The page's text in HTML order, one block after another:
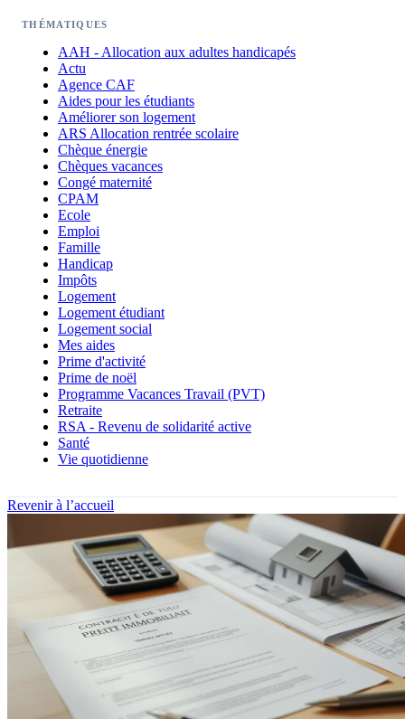
THÉMATIQUES
AAH - Allocation aux adultes handicapés
Actu
Agence CAF
Aides pour les étudiants
Améliorer son logement
ARS Allocation rentrée scolaire
Chèque énergie
Chèques vacances
Congé maternité
CPAM
Ecole
Emploi
Famille
Handicap
Impôts
Logement
Logement étudiant
Logement social
Mes aides
Prime d'activité
Prime de noël
Programme Vacances Travail (PVT)
Retraite
RSA - Revenu de solidarité active
Santé
Vie quotidienne
Revenir à l’accueil